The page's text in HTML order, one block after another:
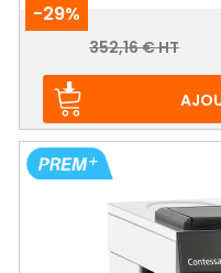
-29%
Prix
Prix
352,16 € HT